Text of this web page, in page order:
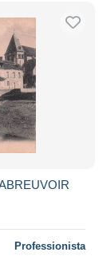
Professionista